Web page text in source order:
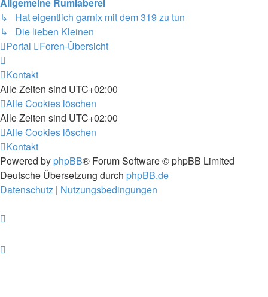
↳ Hat eigentlich garnix mit dem 319 zu tun
↳ Die lieben Kleinen
Portal
Foren-Übersicht
Kontakt
Alle Zeiten sind UTC+02:00
Alle Cookies löschen
Alle Zeiten sind UTC+02:00
Alle Cookies löschen
Kontakt
Powered by phpBB® Forum Software © phpBB Limited
Deutsche Übersetzung durch phpBB.de
Datenschutz | Nutzungsbedingungen